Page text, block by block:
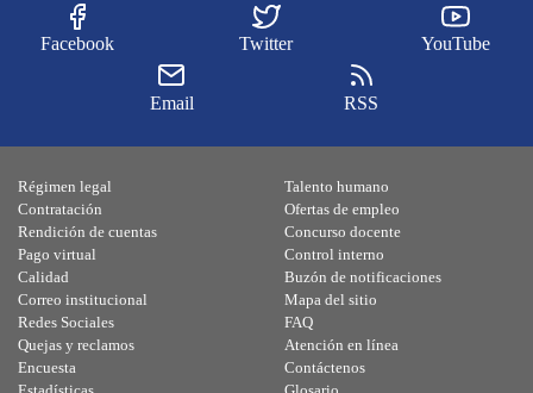
Facebook Twitter YouTube
Email RSS
Régimen legal
Contratación
Rendición de cuentas
Pago virtual
Calidad
Talento humano
Ofertas de empleo
Concurso docente
Control interno
Buzón de notificaciones
Correo institucional
Redes Sociales
Quejas y reclamos
Encuesta
Mapa del sitio
FAQ
Atención en línea
Contáctenos